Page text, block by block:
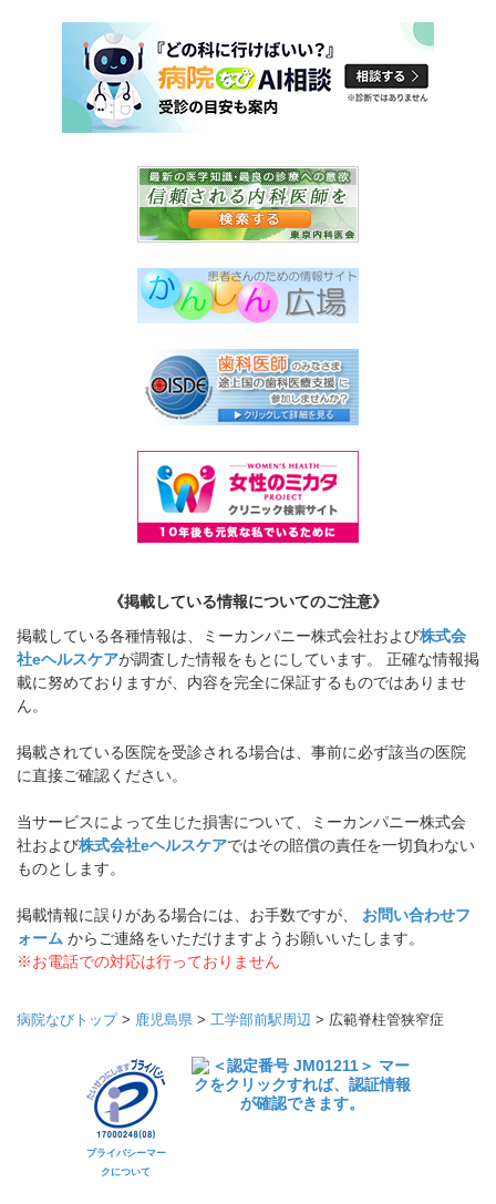
《掲載している情報についてのご注意》
掲載している各種情報は、ミーカンパニー株式会社および株式会
社eヘルスケアが調査した情報をもとにしています。 正確な情報掲
載に努めておりますが、内容を完全に保証するものではありませ
ん。
掲載されている医院を受診される場合は、事前に必ず該当の医院
に直接ご確認ください。
当サービスによって生じた損害について、ミーカンパニー株式会
社および株式会社eヘルスケアではその賠償の責任を一切負わない
ものとします。
掲載情報に誤りがある場合には、お手数ですが、 お問い合わせフ
ォーム からご連絡をいただけますようお願いいたします。
※お電話での対応は行っておりません
病院なびトップ> 鹿児島県 > 工学部前駅周辺 > 広範脊柱管狭窄症
プライバシーマー
クについて